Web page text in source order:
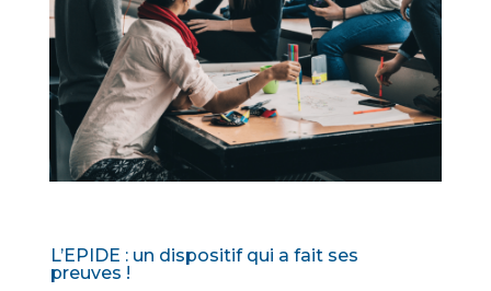
L’EPIDE : un dispositif qui a fait ses
preuves !